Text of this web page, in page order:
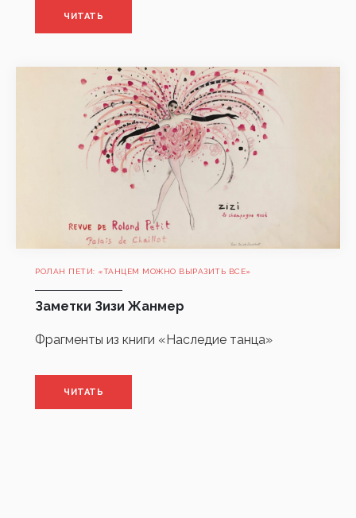
ЧИТАТЬ
РОЛАН ПЕТИ: «ТАНЦЕМ МОЖНО ВЫРАЗИТЬ ВСЕ»
Заметки Зизи Жанмер
Фрагменты из книги «Наследие танца»
ЧИТАТЬ